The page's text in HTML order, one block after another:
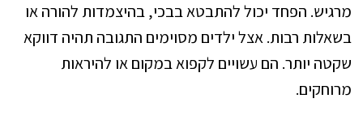
מרגיש. הפחד יכול להתבטא בבכי, בהיצמדות להורה או
בשאלות רבות. אצל ילדים מסוימים התגובה תהיה דווקא
שקטה יותר. הם עשויים לקפוא במקום או להיראות
מרוחקים.